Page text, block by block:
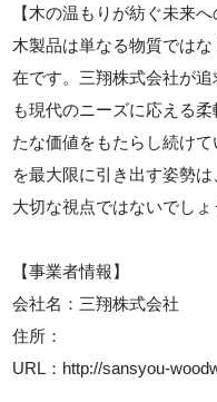
【木の温もりが紡ぐ未来へ
木製品は単なる物質では
在です。三翔株式会社が
も現代のニーズに応える
たな価値をもたらし続け
を最大限に引き出す姿勢
大切な視点ではないでしょ
【事業者情報】
会社名：三翔株式会社
住所：
URL：http://sansyou-